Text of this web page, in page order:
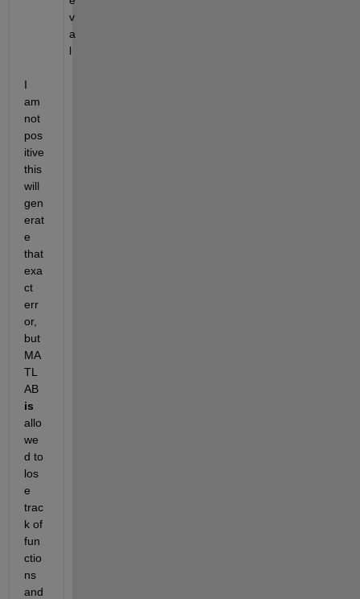
v
a
l
I
am
not
pos
itive
this
will
gen
erat
e
that
exa
ct
err
or,
but
MA
TL
AB
is
allo
we
d to
los
e
trac
k of
fun
ctio
ns
and